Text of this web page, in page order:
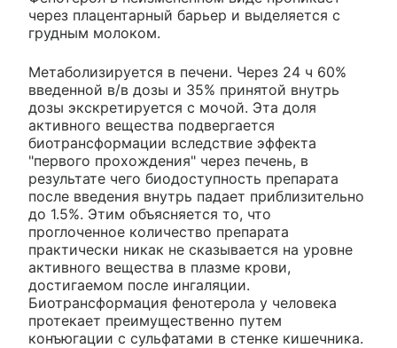
через плацентарный барьер и выделяется с
грудным молоком.
Метаболизируется в печени. Через 24 ч 60%
введенной в/в дозы и 35% принятой внутрь
дозы экскретируется с мочой. Эта доля
активного вещества подвергается
биотрансформации вследствие эффекта
"первого прохождения" через печень, в
результате чего биодоступность препарата
после введения внутрь падает приблизительно
до 1.5%. Этим объясняется то, что
проглоченное количество препарата
практически никак не сказывается на уровне
активного вещества в плазме крови,
достигаемом после ингаляции.
Биотрансформация фенотерола у человека
протекает преимущественно путем
конъюгации с сульфатами в стенке кишечника.